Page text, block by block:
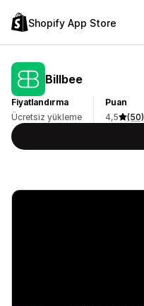
Shopify App Store
Billbee
Fiyatlandırma
Ücretsiz yükleme
Puan
4,5
(50)